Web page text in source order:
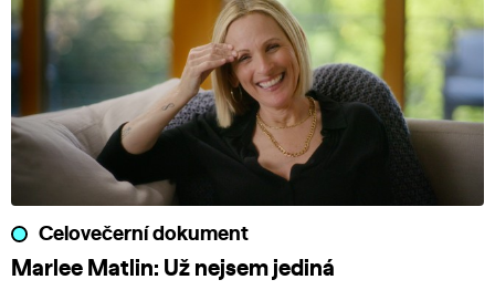
Celovečerní dokument
Marlee Matlin: Už nejsem jediná